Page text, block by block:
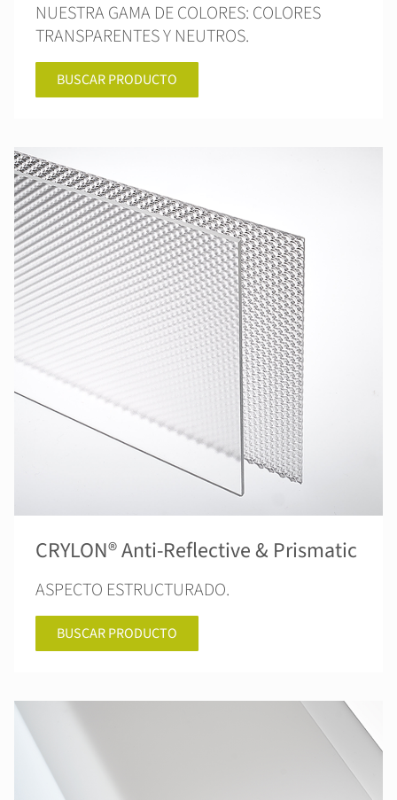
NUESTRA GAMA DE COLORES: COLORES
TRANSPARENTES Y NEUTROS.
BUSCAR PRODUCTO
CRYLON® Anti-Reflective & Prismatic
ASPECTO ESTRUCTURADO.
BUSCAR PRODUCTO